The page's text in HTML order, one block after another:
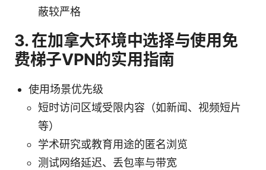
蔽较严格
3. 在加拿大环境中选择与使用免
费梯子VPN的实用指南
使用场景优先级
短时访问区域受限内容（如新闻、视频短片
等）
学术研究或教育用途的匿名浏览
测试网络延迟、丢包率与带宽